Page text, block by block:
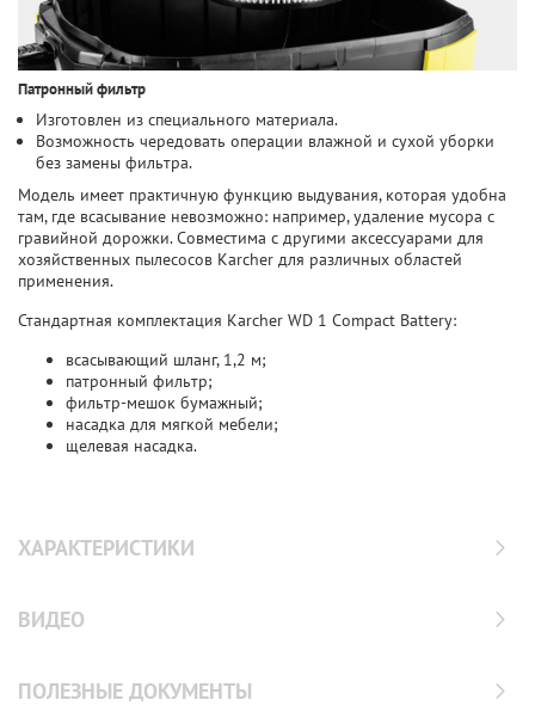
Патронный фильтр
Изготовлен из специального материала.
Возможность чередовать операции влажной и сухой уборки
без замены фильтра.
Модель имеет практичную функцию выдувания, которая удобна
там, где всасывание невозможно: например, удаление мусора с
гравийной дорожки. Совместима с другими аксессуарами для
хозяйственных пылесосов Karcher для различных областей
применения.
Стандартная комплектация Karcher WD 1 Compact Battery:
всасывающий шланг, 1,2 м;
патронный фильтр;
фильтр-мешок бумажный;
насадка для мягкой мебели;
щелевая насадка.
ХАРАКТЕРИСТИКИ
ВИДЕО
ПОЛЕЗНЫЕ ДОКУМЕНТЫ